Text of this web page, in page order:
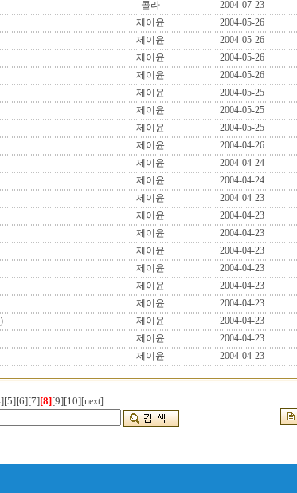
콜라 2004-07-23
제이윤 2004-05-26
제이윤 2004-05-26
제이윤 2004-05-26
제이윤 2004-05-26
제이윤 2004-05-25
제이윤 2004-05-25
제이윤 2004-05-25
제이윤 2004-04-26
제이윤 2004-04-24
제이윤 2004-04-24
제이윤 2004-04-23
제이윤 2004-04-23
제이윤 2004-04-23
제이윤 2004-04-23
제이윤 2004-04-23
제이윤 2004-04-23
제이윤 2004-04-23
제이윤 2004-04-23
제이윤 2004-04-23
제이윤 2004-04-23
[5][6][7][8][9][10][next]